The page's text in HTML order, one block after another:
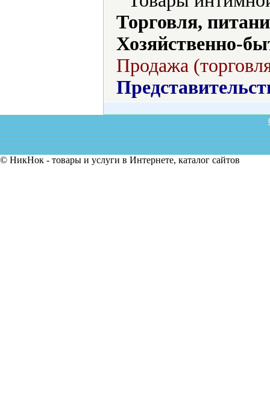
Торговля,
Хозяйственно-
Продажа
© НикНок - товары и услуги в Интернете, каталог сайтов